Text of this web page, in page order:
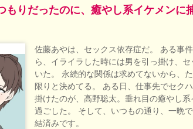
もりだったのに、癒やし系イケメンに
佐藤あやは、セックス依存症だ。 ある事
ら、イライラした時には男を引っ掛け、
いた。 永続的な関係は求めてないから、
限りと決めてる。 ある日、仕事先でセク
掛けたのが、高野聡太。垂れ目の癒やし
過ごした。 そして、いつもの通り、一
結済みです。